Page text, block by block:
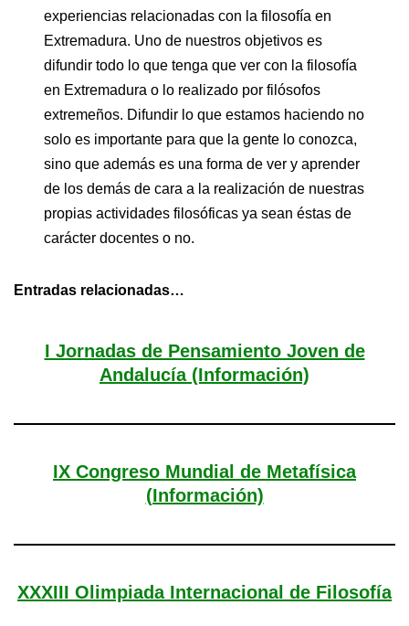
experiencias relacionadas con la filosofía en
Extremadura. Uno de nuestros objetivos es
difundir todo lo que tenga que ver con la filosofía
en Extremadura o lo realizado por filósofos
extremeños. Difundir lo que estamos haciendo no
solo es importante para que la gente lo conozca,
sino que además es una forma de ver y aprender
de los demás de cara a la realización de nuestras
propias actividades filosóficas ya sean éstas de
carácter docentes o no.
Entradas relacionadas…
I Jornadas de Pensamiento Joven de
Andalucía (Información)
IX Congreso Mundial de Metafísica
(Información)
XXXIII Olimpiada Internacional de Filosofía